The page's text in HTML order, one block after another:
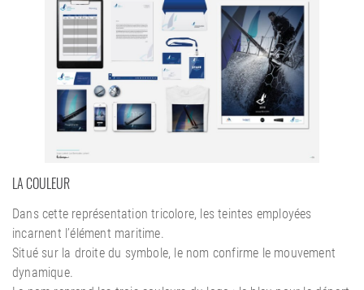
LA COULEUR
Dans cette représentation tricolore, les teintes employées
incarnent l’élément maritime.
Situé sur la droite du symbole, le nom confirme le mouvement
dynamique.